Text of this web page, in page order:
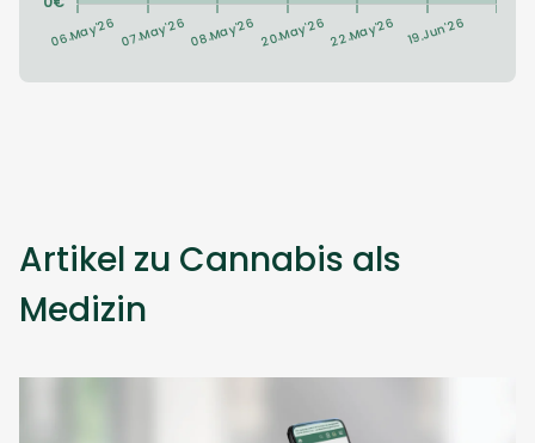
Artikel zu Cannabis als
Medizin